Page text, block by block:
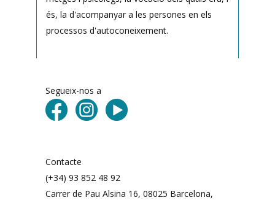
és, la d'acompanyar a les persones en els
processos d'autoconeixement.
Segueix-nos a
Contacte
(+34) 93 852 48 92
Carrer de Pau Alsina 16, 08025 Barcelona, ​​